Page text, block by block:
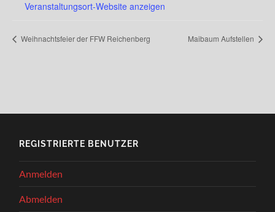
Veranstaltungsort-Website anzeigen
Weihnachtsfeier der FFW Reichenberg Maibaum Aufstellen
REGISTRIERTE BENUTZER
Anmelden
Abmelden